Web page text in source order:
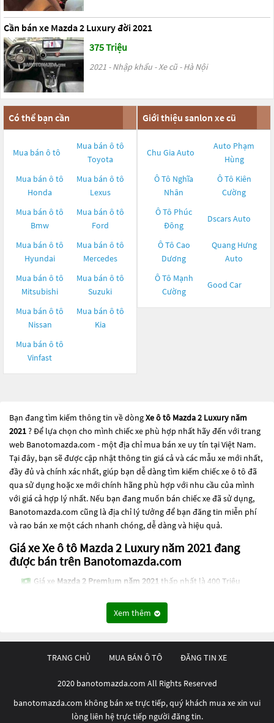
Cần bán xe Mazda 2 Luxury đời 2021
375 Triệu
2021 - Nhập khẩu - Xe cũ - Hà Nội
Có thể bạn cần
Mua bán ô tô
Mua bán ô tô
Toyota
Mua bán ô tô
Honda
Mua bán ô tô
Lexus
Mua bán ô tô
Bmw
Mua bán ô tô
Ford
Mua bán ô tô
Hyundai
Mua bán ô tô
Mercedes
Mua bán ô tô
Mitsubishi
Mua bán ô tô
Suzuki
Mua bán ô tô
Nissan
Mua bán ô tô
Kia
Mua bán ô tô
Vinfast
Giới thiệu sanlon xe cũ
Chu Gia Auto
Auto Phạm
Hùng
Ô Tô Nghĩa
Nhân
Ô Tô Kiên
Cường
Ô Tô Phúc
Đông
Dscars Auto
Ô Tô Cao
Dương
Quang Hưng
Auto
Ô Tô Mạnh
Cường
Good Car
Bạn đang tìm kiếm thông tin về dòngXe ô tô Mazda 2 Luxury năm
2021? Để lựa chọn cho mình chiếc xe phù hợp nhất hãy đến với trang
web Banotomazda.com - một địa chỉ mua bán xe uy tín tại Việt Nam.
Tại đây, bạn sẽ được cập nhật thông tin giá cả và các mẫu xe mới nhất,
đầy đủ và chính xác nhất, giúp bạn dễ dàng tìm kiếm chiếc xe ô tô đã
qua sử dụng hoặc xe mới chính hãng phù hợp với nhu cầu của mình
với giá cả hợp lý nhất. Nếu bạn đang muốn bán chiếc xe đã sử dụng,
Banotomazda.com cũng là địa chỉ lý tưởng để bạn đăng tin miễn phí
và rao bán xe một cách nhanh chóng, dễ dàng và hiệu quả.
Giá xe Xe ô tô Mazda 2 Luxury năm 2021 đang
được bán trên Banotomazda.com
Giá xe Mazda 2 Premium năm 2021 thấp nhất là 400 Triệu
Mazda 2 Luxury năm 2021thấp nhất là 375 Triệu
Mazda 2 Sport Premium năm 2021
Giá xeMazda 2 Sport Luxury năm 2021thấp nhất là 359 Triệu
Xe ô tô Mazda 2 Luxury năm 2021
đang trở thành một lựa
Và để đáp ứng nhu cầu đó, các dòngXe ô tô Mazda 2 Luxury năm 2021
đang trở thành sự lựa chọn phổ biến. Các dòngXe ô tô Mazda 2 Luxury
này có thể là những dòng xe đời cũ đã được nâng cấp, hoặc
Xem thêm
TRANG CHỦ MUA BÁN Ô TÔ ĐĂNG TIN XE
2020 banotomazda.com All Rights Reserved
banotomazda.com không bán xe trực tiếp, quý khách mua xe xin vui
lòng liên hệ trực tiếp người đăng tin.